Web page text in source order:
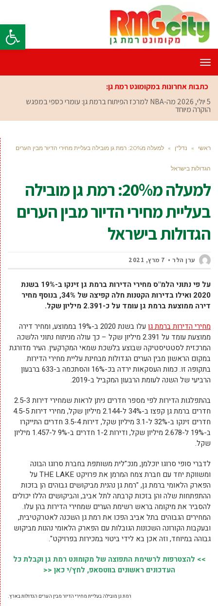
פתח
תפריט
כתבות אחרונות במקומונט רמת גן:
5 יולי, 2026
מה-NBA למרכז הפיתוח ברמת גן: עומרי כספי במפגש
הוקרה מיוחד
ראשי » נדל"ן » למעלה מ20%: רמת גן מובילה בעליית מחירי הדיור מבין הערים
הגדולות בישראל
למעלה מ20%: רמת גן מובילה
בעליית מחירי הדיור מבין הערים
הגדולות בישראל
ערן הלר 7 מרץ, 2021
על פי נתוני הלמ"ס מחירי הדירות ברמת גן זינקו ב-19% בשנת
2020 ואילו בדירות הקטנות חלה קפיצה של 34%, בנוסף
מחיר
דירה ממוצעת ברמת גן עומד על כ-2.391 מיליון שקל.
מחירי הדירות ברמת גן
עלו בשנת 2020 ב-19% בממוצע, ומחיר דירה
ממוצעת עומד על 2.391 מיליון שקל – כך עולה מניתוח נתוני הלשכה
המרכזית לסטטיסטיקה שבוצע בלשכת שמאי המקרקעין. העיר מדורגת
במקום הראשון מבין הערים הגדולות מבחינת עליית מחירי הדירות
בתקופה זו. כמות העסקאות ירדה בכ-16% והסתכמה ב-633 ברבעון
הרביעי של השנה לעומת הרבעון המקביל ב-2019.
בהתפלגות הדירות לפי מספר חדרים ניתן לראות שמחירי דירות 2.5-3
חדרים ברמת גן קפצו ב-34% ל-2.144 מיליון שקל, מחירי דירות 4.5-5
חדרים זינקו ב-32% ל-3.1 מיליון שקל, דירות 3.5-4 חדרים התייקרו
ב-19% ל-2.678 מיליון שקל, ודירות 1-2 חדרים ב-9% ל-1.457 מיליון
שקל.
לדברי סופי סרוגו יוכלמן, מנכ"לית משותפת בחברת סרוגו הבונה
ומשווקת יחד עם חברת צמח המרמן את פרויקט THE LAKE על
הפארק הלאומי ברמת גן, "רמת גן נהנית מביקושים גבוהים הן בזכות
ההתפתחות שלה והן בזכות קרבתה לתל אביב, והביקושים הללו יכולים
להסביר את מיקומה בראש רשימת הערים שמחירי הדירות בהן עלו.
המחירים הגבוהים בתל אביב הפכו את רמת גן השכנה לאטרקטיבית,
ובעקבות הקורונה השכונות הגובלות עם הפארק הלאומי נהנות מביקוש
גבוהה במיוחד, וזה אכן בא לידי ביטוי במכירות בפרויקט".
>> להצטרפות לרשימת התפוצה של מקומונט רמת גן וקבלת כל
העדכונים ראשונים בווטסאפ, לחץ/י כאן <<
רמת גן מובילה בעליית מחירי הדיור מבין הערים הגדולות בארץ.